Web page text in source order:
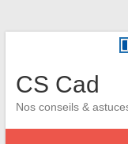
CS Cad
Nos conseils &